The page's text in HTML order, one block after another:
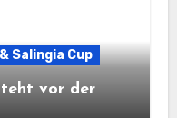
Salingia Cup
vor der